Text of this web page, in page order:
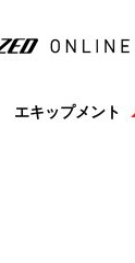
エキップメント